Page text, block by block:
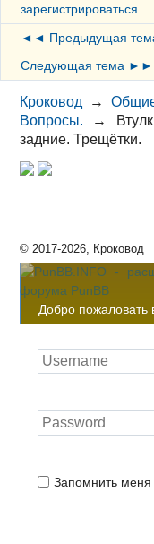
зарегистрироваться
◄◄ Предыдущая
Следующая тема ►►
Кроковод →
Вопросы.
→
задние. Трещётки.
© 2017-2026, Кроковод
Добро пожаловать
Запомнить меня